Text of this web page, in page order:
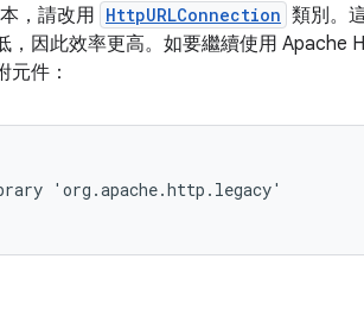
，請改用 HttpURLConnection 類別。
，因此效率更高。如要繼續使用 Apache
元件：
'org.apache.http.legacy'